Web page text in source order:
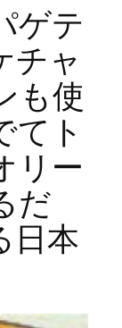
ゲテ
チャ
も使
てト
リー
だ
日本